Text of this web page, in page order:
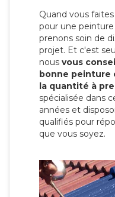
Quand vous
pour une
prenons soin de
projet. Et c'est
nous vous
bonne peinture
la quantité à
spécialisée dans
années et
qualifiés pour
que vous soyez.